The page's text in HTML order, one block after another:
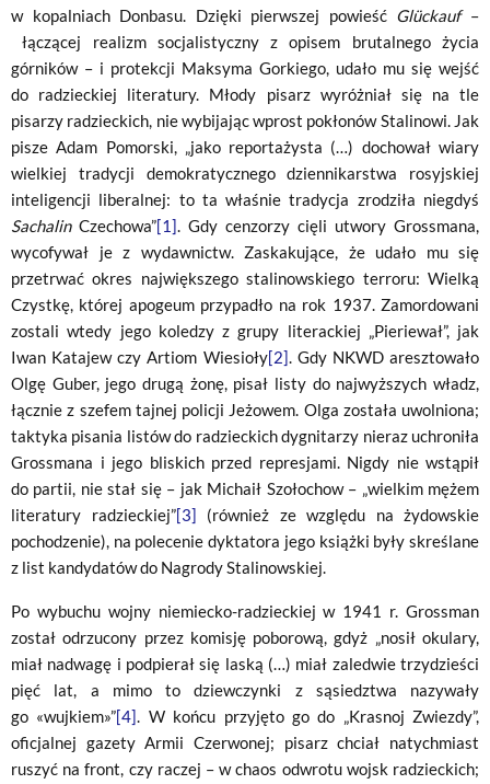
w kopalniach Donbasu. Dzięki pierwszej powieść Glückauf–
łączącej realizm socjalistyczny z opisem brutalnego życia
górników – i protekcji Maksyma Gorkiego, udało mu się wejść
do radzieckiej literatury. Młody pisarz wyróżniał się na tle
pisarzy radzieckich, nie wybijając wprost pokłonów Stalinowi. Jak
pisze Adam Pomorski, „jako reportażysta (…) dochował wiary
wielkiej tradycji demokratycznego dziennikarstwa rosyjskiej
inteligencji liberalnej: to ta właśnie tradycja zrodziła niegdyś
SachalinCzechowa”[1]. Gdy cenzorzy cięli utwory Grossmana,
wycofywał je z wydawnictw. Zaskakujące, że udało mu się
przetrwać okres największego stalinowskiego terroru: Wielką
Czystkę, której apogeum przypadło na rok 1937. Zamordowani
zostali wtedy jego koledzy z grupy literackiej „Pieriewał”, jak
Iwan Katajew czy Artiom Wiesioły[2]. Gdy NKWD aresztowało
Olgę Guber, jego drugą żonę, pisał listy do najwyższych władz,
łącznie z szefem tajnej policji Jeżowem. Olga została uwolniona;
taktyka pisania listów do radzieckich dygnitarzy nieraz uchroniła
Grossmana i jego bliskich przed represjami. Nigdy nie wstąpił
do partii, nie stał się – jak Michaił Szołochow – „wielkim mężem
literatury radzieckiej”[3] (również ze względu na żydowskie
pochodzenie), na polecenie dyktatora jego książki były skreślane
z list kandydatów do Nagrody Stalinowskiej.
Po wybuchu wojny niemiecko-radzieckiej w 1941 r. Grossman
został odrzucony przez komisję poborową, gdyż „nosił okulary,
miał nadwagę i podpierał się laską (…) miał zaledwie trzydzieści
pięć lat, a mimo to dziewczynki z sąsiedztwa nazywały
go «wujkiem»”[4]. W końcu przyjęto go do „Krasnoj Zwiezdy”,
oficjalnej gazety Armii Czerwonej; pisarz chciał natychmiast
ruszyć na front, czy raczej – w chaos odwrotu wojsk radzieckich;